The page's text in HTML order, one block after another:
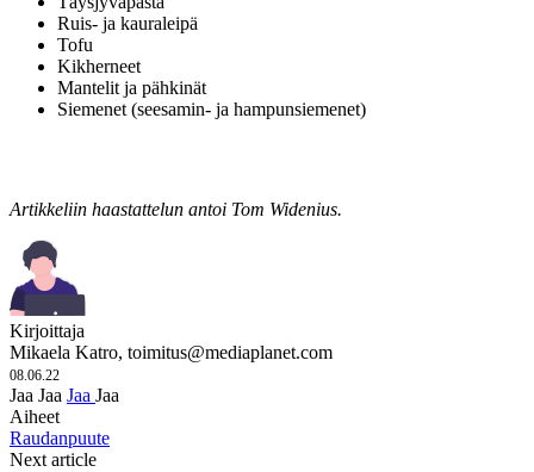
Ruis- ja kauraleipä
Tofu
Kikherneet
Mantelit ja pähkinät
Siemenet (seesamin- ja hampunsiemenet)
Artikkeliin haastattelun antoi Tom Widenius.
Kirjoittaja
Mikaela Katro, toimitus@mediaplanet.com
08.06.22
Jaa Jaa Jaa Jaa
Aiheet
Raudanpuute
Next article